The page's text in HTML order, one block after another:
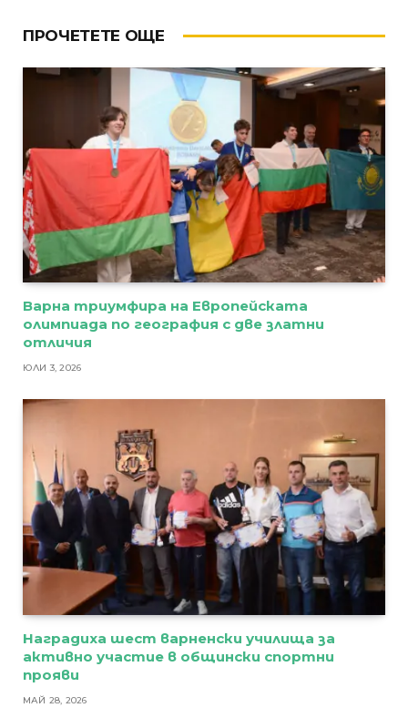
ПРОЧЕТЕТЕ ОЩЕ
Варна триумфира на Европейската
олимпиада по география с две златни
отличия
ЮЛИ 3, 2026
Наградиха шест варненски училища за
активно участие в общински спортни
прояви
МАЙ 28, 2026